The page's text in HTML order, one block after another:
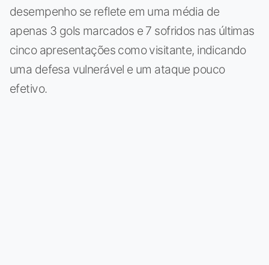
desempenho se reflete em uma média de
apenas 3 gols marcados e 7 sofridos nas últimas
cinco apresentações como visitante, indicando
uma defesa vulnerável e um ataque pouco
efetivo.